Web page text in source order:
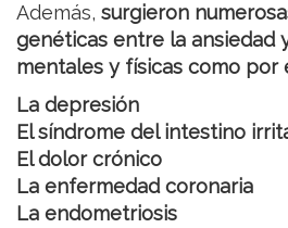
Además, surgieron
genéticas entre la ansiedad
mentales y físicas como por
La depresión
El síndrome del intestino
El dolor crónico
La enfermedad coronaria
La endometriosis